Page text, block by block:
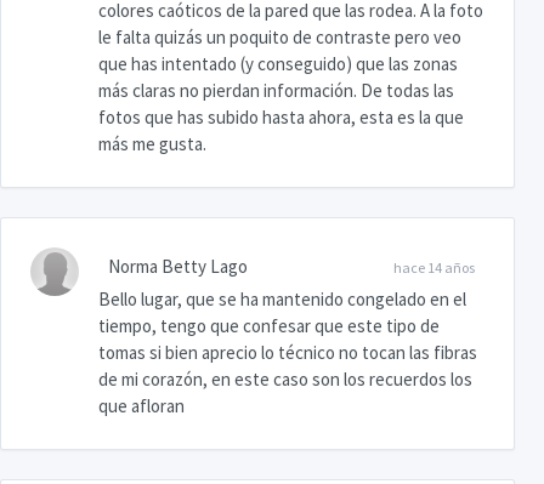
colores caóticos de la pared que las rodea. A la foto
le falta quizás un poquito de contraste pero veo
que has intentado (y conseguido) que las zonas
más claras no pierdan información. De todas las
fotos que has subido hasta ahora, esta es la que
más me gusta.
hace 14 años
Norma Betty Lago
Bello lugar, que se ha mantenido congelado en el
tiempo, tengo que confesar que este tipo de
tomas si bien aprecio lo técnico no tocan las fibras
de mi corazón, en este caso son los recuerdos los
que afloran